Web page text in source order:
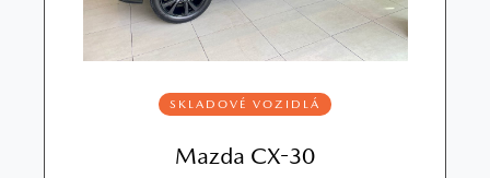
SKLADOVÉ VOZIDLÁ
Mazda CX-30